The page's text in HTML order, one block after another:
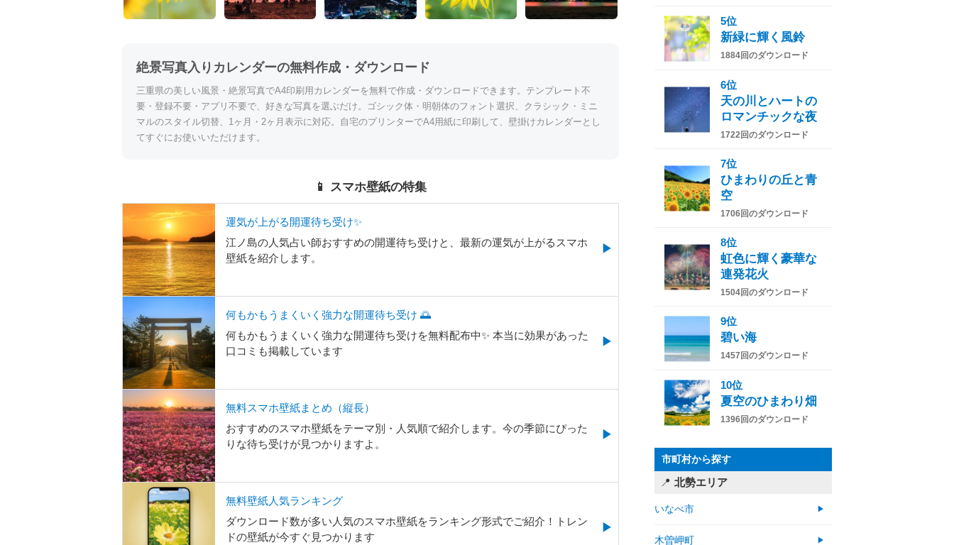
絶景写真入りカレンダーの無料作成・ダウンロード
三重県の美しい風景・絶景写真でA4印刷用カレンダーを無料で作成・ダウンロードできます。テンプレート不
要・登録不要・アプリ不要で、好きな写真を選ぶだけ。ゴシック体・明朝体のフォント選択、クラシック・ミニ
マルのスタイル切替、1ヶ月・2ヶ月表示に対応。自宅のプリンターでA4用紙に印刷して、壁掛けカレンダーとし
てすぐにお使いいただけます。
📱 スマホ壁紙の特集
運気が上がる開運待ち受け✨
江ノ島の人気占い師おすすめの開運待ち受けと、最新の運気が上がるスマホ
壁紙を紹介します。
何もかもうまくいく強力な開運待ち受け 🌅
何もかもうまくいく強力な開運待ち受けを無料配布中✨️ 本当に効果があった
口コミも掲載しています
無料スマホ壁紙まとめ（縦長）
おすすめのスマホ壁紙をテーマ別・人気順で紹介します。今の季節にぴった
りな待ち受けが見つかりますよ。
無料壁紙人気ランキング
ダウンロード数が多い人気のスマホ壁紙をランキング形式でご紹介！トレン
ドの壁紙が今すぐ見つかります
5位
新緑に輝く風鈴
1884回のダウンロード
6位
天の川とハートの
ロマンチックな夜
1722回のダウンロード
7位
ひまわりの丘と青
空
1706回のダウンロード
8位
虹色に輝く豪華な
連発花火
1504回のダウンロード
9位
碧い海
1457回のダウンロード
10位
夏空のひまわり畑
1396回のダウンロード
市町村から探す
北勢エリア
いなべ市
木曽岬町